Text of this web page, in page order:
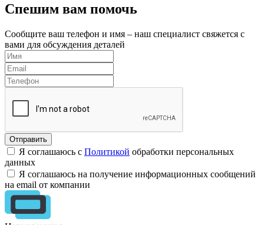
Спешим вам помочь
Сообщите ваш телефон и имя – наш специалист свяжется с
вами для обсуждения деталей
Я соглашаюсь с Политикой обработки персональных
данных
Я соглашаюсь на получение информационных сообщений
на email от компании